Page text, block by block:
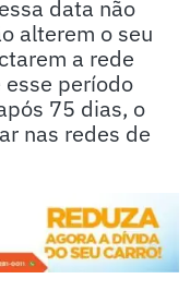
data não
alterem o seu
a rede
período
75 dias, o
nas redes de